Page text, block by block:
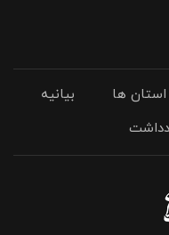
استان ها
بیانیه